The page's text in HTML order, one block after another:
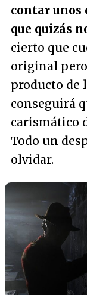
contar unos
que quizás
cierto que
original
producto de
conseguirá
carismático
Todo un
olvidar.